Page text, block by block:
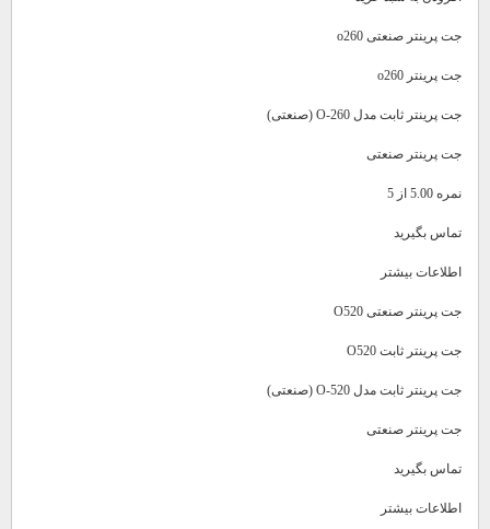
جت پرینتر صنعتی o260
جت پرینتر o260
جت پرینتر ثابت مدل O-260 (صنعتی)
جت پرینتر صنعتی
نمره 5.00 از 5
تماس بگیرید
اطلاعات بیشتر
جت پرینتر صنعتی O520
جت پرینتر ثابت O520
جت پرینتر ثابت مدل O-520 (صنعتی)
جت پرینتر صنعتی
تماس بگیرید
اطلاعات بیشتر